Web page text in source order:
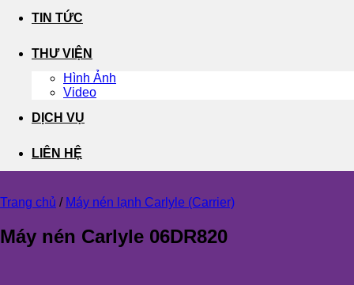
TIN TỨC
THƯ VIỆN
Hình Ảnh
Video
DỊCH VỤ
LIÊN HỆ
Trang chủ / Máy nén lạnh Carlyle (Carrier)
Máy nén Carlyle 06DR820